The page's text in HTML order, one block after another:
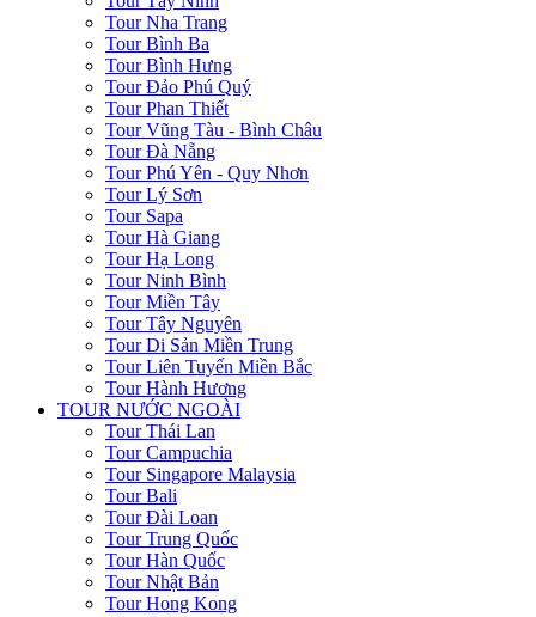
Tour Nha Trang
Tour Bình Ba
Tour Bình Hưng
Tour Đảo Phú Quý
Tour Phan Thiết
Tour Vũng Tàu - Bình Châu
Tour Đà Nẵng
Tour Phú Yên - Quy Nhơn
Tour Lý Sơn
Tour Sapa
Tour Hà Giang
Tour Hạ Long
Tour Ninh Bình
Tour Miền Tây
Tour Tây Nguyên
Tour Di Sản Miền Trung
Tour Liên Tuyến Miền Bắc
Tour Hành Hương
TOUR NƯỚC NGOÀI
Tour Thái Lan
Tour Campuchia
Tour Singapore Malaysia
Tour Bali
Tour Đài Loan
Tour Trung Quốc
Tour Hàn Quốc
Tour Nhật Bản
Tour Hong Kong